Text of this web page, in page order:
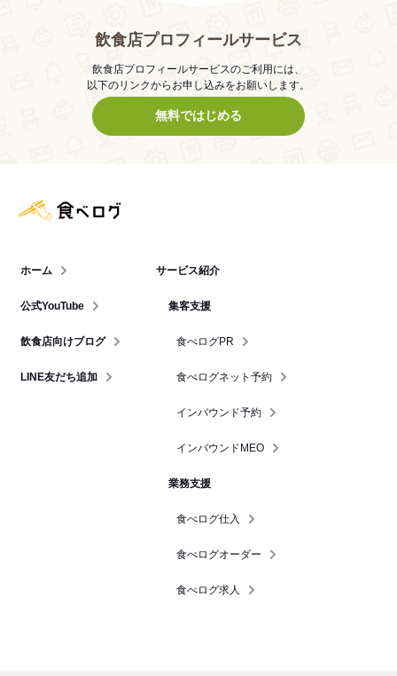
飲食店プロフィールサービス
飲食店プロフィールサービスのご利用には、
以下のリンクからお申し込みをお願いします。
無料ではじめる
ホーム
公式YouTube
飲食店向けブログ
LINE友だち追加
サービス紹介
集客支援
食べログPR
食べログネット予約
インバウンド予約
インバウンドMEO
業務支援
食べログ仕入
食べログオーダー
食べログ求人